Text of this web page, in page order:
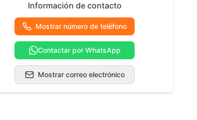
Información de contacto
Mostrar número de teléfono
Contactar por WhatsApp
Mostrar correo electrónico